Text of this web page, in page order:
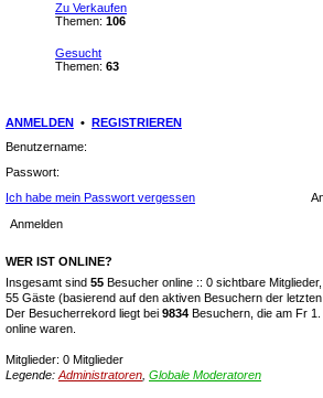
Zu Verkaufen
Themen: 106
Gesucht
Themen: 63
ANMELDEN • REGISTRIEREN
Benutzername:
Passwort:
Ich habe mein Passwort vergessen
WER IST ONLINE?
Insgesamt sind 55 Besucher online :: 0 sichtbare
55 Gäste (basierend auf den aktiven Besuchern der
Der Besucherrekord liegt bei 9834 Besuchern, die am Fr
online waren.
Mitglieder: 0 Mitglieder
Legende: Administratoren Globale Moderatoren